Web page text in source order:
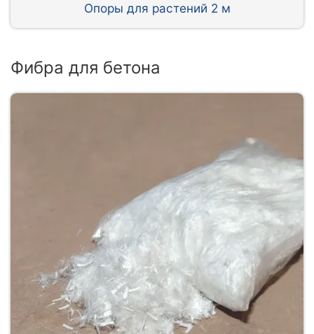
Опоры для растений 2 м
Фибра для бетона